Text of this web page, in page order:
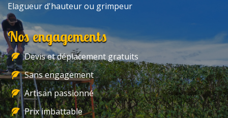
Elagueur d'hauteur ou grimpeur
Nos engagements
Devis et déplacement gratuits
Sans engagement
Artisan passionné
Prix imbattable